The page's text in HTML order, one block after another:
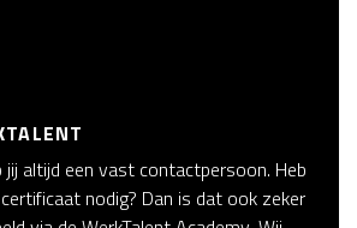
jij altijd een vast contactpersoon. Heb
nodig? Dan is dat ook zeker